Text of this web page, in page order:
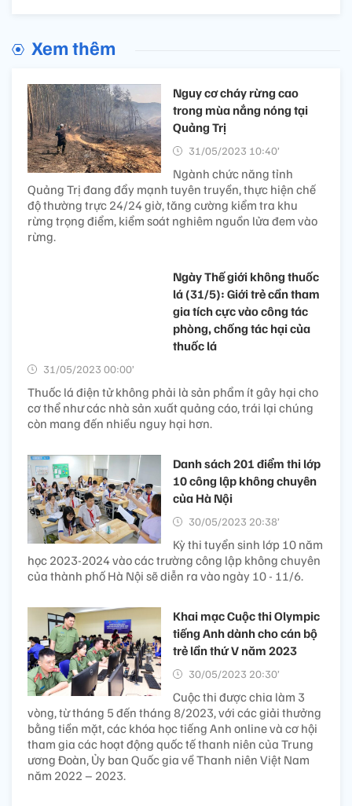
Xem thêm
Nguy cơ cháy rừng cao
trong mùa nắng nóng tại
Quảng Trị
31/05/2023 10:40’
Ngành chức năng tỉnh
Quảng Trị đang đẩy mạnh tuyên truyền, thực hiện chế
độ thường trực 24/24 giờ, tăng cường kiểm tra khu
rừng trọng điểm, kiểm soát nghiêm nguồn lửa đem vào
rừng.
Ngày Thế giới không thuốc
lá (31/5): Giới trẻ cần tham
gia tích cực vào công tác
phòng, chống tác hại của
thuốc lá
31/05/2023 00:00’
Thuốc lá điện tử không phải là sản phẩm ít gây hại cho
cơ thể như các nhà sản xuất quảng cáo, trái lại chúng
còn mang đến nhiều nguy hại hơn.
Danh sách 201 điểm thi lớp
10 công lập không chuyên
của Hà Nội
30/05/2023 20:38’
Kỳ thi tuyển sinh lớp 10 năm
học 2023-2024 vào các trường công lập không chuyên
của thành phố Hà Nội sẽ diễn ra vào ngày 10 - 11/6.
Khai mạc Cuộc thi Olympic
tiếng Anh dành cho cán bộ
trẻ lần thứ V năm 2023
30/05/2023 20:30’
Cuộc thi được chia làm 3
vòng, từ tháng 5 đến tháng 8/2023, với các giải thưởng
bằng tiền mặt, các khóa học tiếng Anh online và cơ hội
tham gia các hoạt động quốc tế thanh niên của Trung
ương Đoàn, Ủy ban Quốc gia về Thanh niên Việt Nam
năm 2022 – 2023.